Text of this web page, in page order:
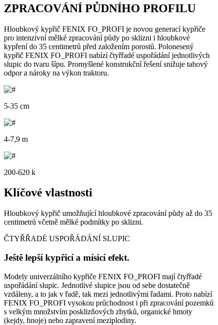
ZPRACOVÁNÍ PŮDNÍHO PROFILU
Hloubkový kypřič FENIX FO_PROFI je novou generací kypřiče
pro intenzivní mělké zpracování půdy po sklizni i hloubkové
kypření do 35 centimetrů před založením porostů. Polonesený
kypřič FENIX FO_PROFI nabízí čtyřřadé uspořádání jednotlivých
slupic do tvaru šípu. Promyšlené konstrukční řešení snižuje tahový
odpor a nároky na výkon traktoru.
5-35 cm
4-7,9 m
200-620 k
Klíčové vlastnosti
Hloubkový kypřič umožňující hloubkové zpracování půdy až do 35
centimetrů včetně mělké podmítky po sklizni.
ČTYŘŘADÉ USPOŘÁDÁNÍ SLUPIC
Ještě lepší kypřicí a mísicí efekt.
Modely univerzálního kypřiče FENIX FO_PROFI mají čtyřřadé
uspořádání slupic. Jednotlivé slupice jsou od sebe dostatečně
vzdáleny, a to jak v řadě, tak mezi jednotlivými řadami. Proto nabízí
FENIX FO_PROFI vysokou průchodnost i při zpracování pozemků
s velkým množstvím posklizňových zbytků, organické hmoty
(kejdy, hnoje) nebo zapravení meziplodiny.